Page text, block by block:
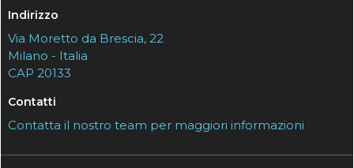
Indirizzo
Via Moretto da Brescia, 22
Milano - Italia
CAP 20133
Contatti
Contatta il nostro team per maggiori informazioni